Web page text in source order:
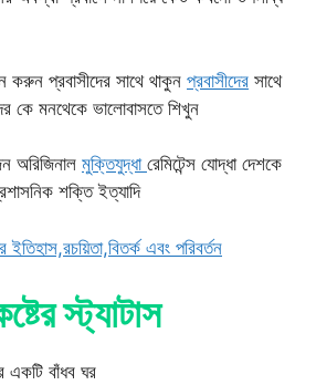
করুন প্রবাসীদের সাথে থাকুন প্রবাসীদের সাথে
কে মনথেকে ভালোবাসতে শিখুন
অরিজিনাল মুক্তিযুদ্ধা রেমিটেন্স যোদ্ধা দেশকে
শক্তি ইত্যাদি
ইতিহাস,রচয়িতা,বিতর্ক এবং পরিবর্তন
স্ট্যাটাস
একটি বাঁধব ঘর